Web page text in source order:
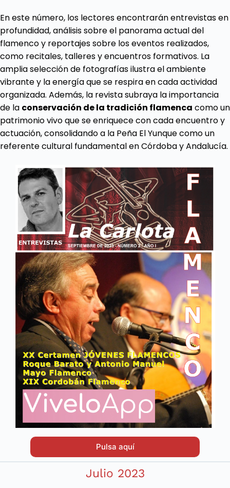
En este número, los lectores encontrarán entrevistas en
profundidad, análisis sobre el panorama actual del
flamenco y reportajes sobre los eventos realizados,
como recitales, talleres y encuentros formativos. La
amplia selección de fotografías ilustra el ambiente
vibrante y la energía que se respira en cada actividad
organizada. Además, la revista subraya la importancia
de la conservación de la tradición flamenca como un
patrimonio vivo que se enriquece con cada encuentro y
actuación, consolidando a la Peña El Yunque como un
referente cultural fundamental en Córdoba y Andalucía.
Pulsa aquí
Julio 2023